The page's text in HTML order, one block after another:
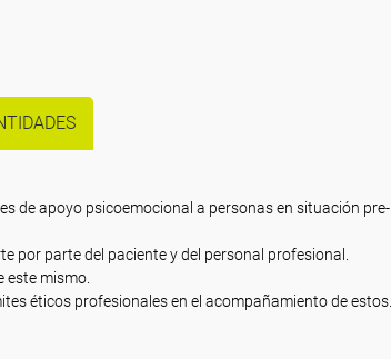
de apoyo psicoemocional a personas en situación pre-
por parte del paciente y del personal profesional.
este mismo.
éticos profesionales en el acompañamiento de estos.